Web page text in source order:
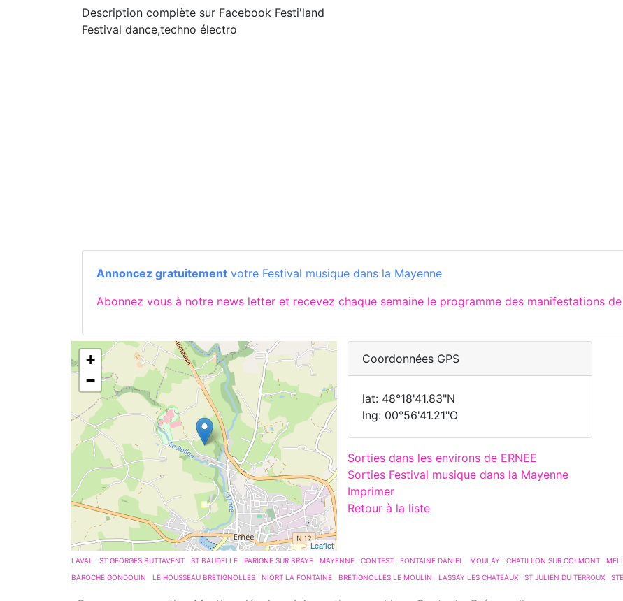
Description complète sur Facebook Festi'land
Festival dance,techno électro
Annoncez gratuitement votre Festival musique dans la Mayenne
Abonnez vous à notre news letter et recevez chaque semaine le programme des manifestations
+
−
Leaflet
Coordonnées GPS
lat: 48°18'41.83"N
lng: 00°56'41.21"O
Sorties dans les environs de ERNEE
Sorties Festival musique dans la Mayenne
Imprimer
Retour à la liste
LAVAL ST GEORGES BUTTAVENT ST BAUDELLE PARIGNE SUR BRAYE MAYENNE CONTEST FONTAINE DANIEL MOULAY CHATILLON SUR COLMONT
BAROCHE GONDOUIN
LE HOUSSEAU BRETIGNOLLES NIORT LA FONTAINE BRETIGNOLLES LE MOULIN LASSAY LES CHATEAUX ST JULIEN DU TERROUX